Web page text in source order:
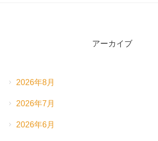
アーカイブ
2026年8月
2026年7月
2026年6月